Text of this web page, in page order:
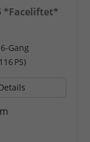
*Faceliftet*
Gang
PS)